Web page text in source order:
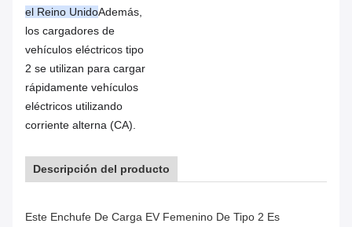
el Reino UnidoAdemás,
los cargadores de
vehículos eléctricos tipo
2 se utilizan para cargar
rápidamente vehículos
eléctricos utilizando
corriente alterna (CA).
Descripción del producto
Este Enchufe De Carga EV Femenino De Tipo 2 Es